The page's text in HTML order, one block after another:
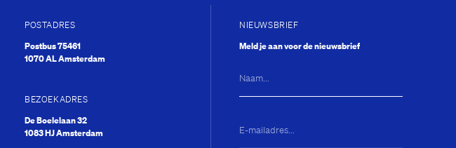
POSTADRES
Postbus 75461
1070 AL Amsterdam
BEZOEKADRES
De Boelelaan 32
1083 HJ Amsterdam
NIEUWSBRIEF
Meld je aan voor de nieuwsbrief
mailadres...